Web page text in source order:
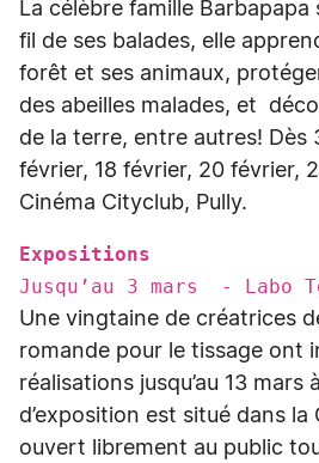
La célèbre famille
fil de ses balades, elle
forêt et ses animaux,
des abeilles malades, et
de la terre, entre autres! Dès
février, 18 février, 20 février,
Cinéma Cityclub, Pully.
Expositions
Jusqu’au 3 mars - Labo
Une vingtaine de créatrices
romande pour le tissage ont
réalisations jusqu’au 13 mars
d’exposition est situé dans la
ouvert librement au public